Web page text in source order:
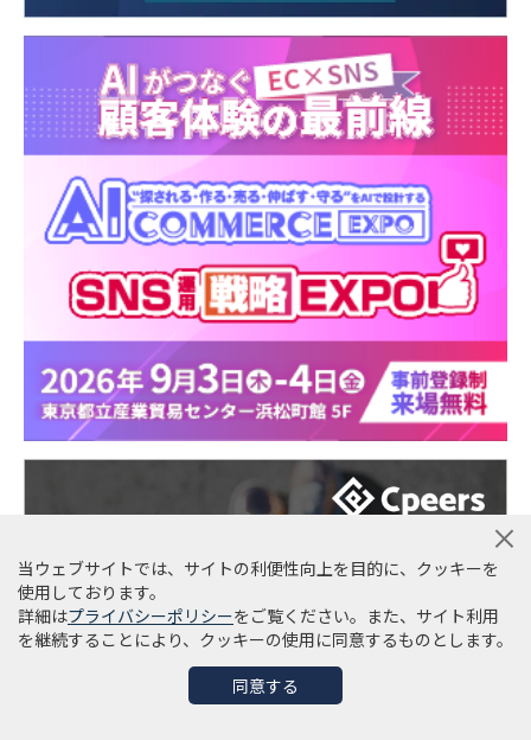
当ウェブサイトでは、サイトの利便性向上を目的に、クッキーを
使用しております。
詳細はプライバシーポリシーをご覧ください。また、サイト利用
を継続することにより、クッキーの使用に同意するものとします。
同意する